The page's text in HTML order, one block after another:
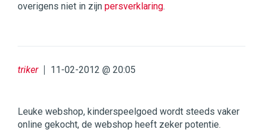
overigens niet in zijn persverklaring.
triker 11-02-2012 @ 20:05
Leuke webshop, kinderspeelgoed wordt steeds vaker
online gekocht, de webshop heeft zeker potentie.